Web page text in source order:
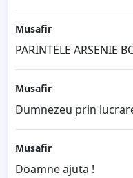
Musafir
PARINTELE ARSENIE
Musafir
Dumnezeu prin
Musafir
Doamne ajuta !